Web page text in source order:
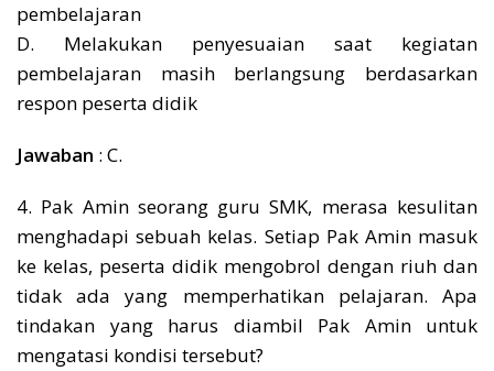
pembelajaran
D. Melakukan penyesuaian saat kegiatan
pembelajaran masih berlangsung berdasarkan
respon peserta didik
Jawaban : C.
4. Pak Amin seorang guru SMK, merasa kesulitan
menghadapi sebuah kelas. Setiap Pak Amin masuk
ke kelas, peserta didik mengobrol dengan riuh dan
tidak ada yang memperhatikan pelajaran. Apa
tindakan yang harus diambil Pak Amin untuk
mengatasi kondisi tersebut?